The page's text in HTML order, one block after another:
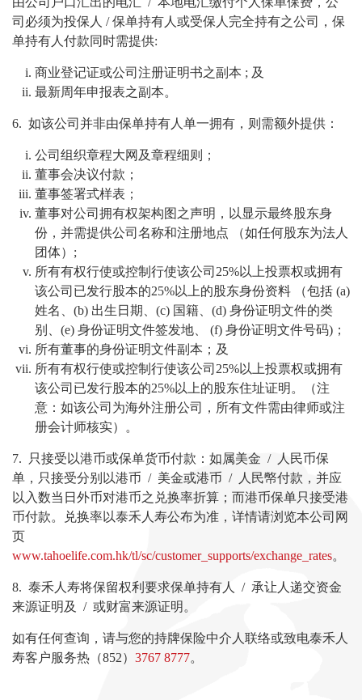
司必须为投保人 / 保单持有人或受保人完全持有之公司，保
单持有人付款同时需提供:
商业登记证或公司注册证明书之副本 ; 及
最新周年申报表之副本。
6. 如该公司并非由保单持有人单一拥有，则需额外提供：
公司组织章程大网及章程细则；
董事会决议付款；
董事签署式样表；
董事对公司拥有权架构图之声明，以显示最终股东身
份，并需提供公司名称和注册地点 （如任何股东为法人
团体）;
所有有权行使或控制行使该公司25%以上投票权或拥有
该公司已发行股本的25%以上的股东身份资料 （包括 (a)
姓名、(b) 出生日期、(c) 国籍、(d) 身份证明文件的类
别、(e) 身份证明文件签发地、 (f) 身份证明文件号码)；
所有董事的身份证明文件副本；及
所有有权行使或控制行使该公司25%以上投票权或拥有
该公司已发行股本的25%以上的股东住址证明。（注
意：如该公司为海外注册公司，所有文件需由律师或注
册会计师核实）。
7. 只接受以港币或保单货币付款：如属美金 / 人民币保
单，只接受分别以港币 / 美金或港币 / 人民幤付款，并应
以入数当日外币对港币之兑换率折算；而港币保单只接受港
币付款。兑换率以泰禾人寿公布为准，详情请浏览本公司网
页
www.tahoelife.com.hk/tl/sc/customer_supports/exchange_rates。
8. 泰禾人寿将保留权利要求保单持有人 / 承让人递交资金
来源证明及 / 或财富来源证明。
如有任何查询，请与您的持牌保险中介人联络或致电泰禾人
寿客户服务热（852） 3767 8777。